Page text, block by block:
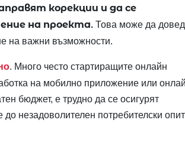
корекции и да се
на проекта. Това може да
на важни възможности.
. Много често стартиращите онлайн
на мобилно приложение или
бюджет, е трудно да се осигурят
незадоволителен потребителски опит